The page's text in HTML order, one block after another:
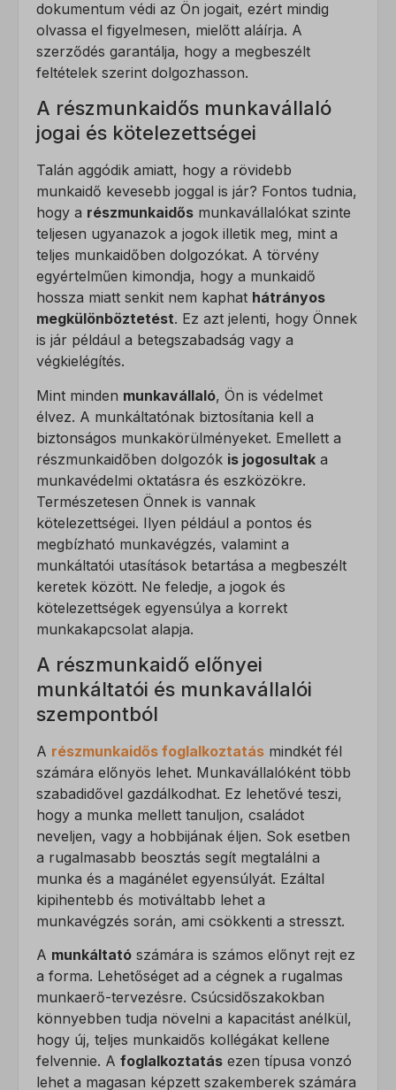
dokumentum védi az Ön jogait, ezért mindig
olvassa el figyelmesen, mielőtt aláírja. A
szerződés garantálja, hogy a megbeszélt
feltételek szerint dolgozhasson.
A részmunkaidős munkavállaló
jogai és kötelezettségei
Talán aggódik amiatt, hogy a rövidebb
munkaidő kevesebb joggal is jár? Fontos tudnia,
hogy a részmunkaidős munkavállalókat szinte
teljesen ugyanazok a jogok illetik meg, mint a
teljes munkaidőben dolgozókat. A törvény
egyértelműen kimondja, hogy a munkaidő
hossza miatt senkit nem kaphat hátrányos
megkülönböztetést. Ez azt jelenti, hogy Önnek
is jár például a betegszabadság vagy a
végkielégítés.
Mint minden munkavállaló, Ön is védelmet
élvez. A munkáltatónak biztosítania kell a
biztonságos munkakörülményeket. Emellett a
részmunkaidőben dolgozók is jogosultak a
munkavédelmi oktatásra és eszközökre.
Természetesen Önnek is vannak
kötelezettségei. Ilyen például a pontos és
megbízható munkavégzés, valamint a
munkáltatói utasítások betartása a megbeszélt
keretek között. Ne feledje, a jogok és
kötelezettségek egyensúlya a korrekt
munkakapcsolat alapja.
A részmunkaidő előnyei
munkáltatói és munkavállalói
szempontból
A részmunkaidős foglalkoztatás mindkét fél
számára előnyös lehet. Munkavállalóként több
szabadidővel gazdálkodhat. Ez lehetővé teszi,
hogy a munka mellett tanuljon, családot
neveljen, vagy a hobbijának éljen. Sok esetben
a rugalmasabb beosztás segít megtalálni a
munka és a magánélet egyensúlyát. Ezáltal
kipihentebb és motiváltabb lehet a
munkavégzés során, ami csökkenti a stresszt.
A munkáltató számára is számos előnyt rejt ez
a forma. Lehetőséget ad a cégnek a rugalmas
munkaerő-tervezésre. Csúcsidőszakokban
könnyebben tudja növelni a kapacitást anélkül,
hogy új, teljes munkaidős kollégákat kellene
felvennie. A foglalkoztatás ezen típusa vonzó
lehet a magasan képzett szakemberek számára